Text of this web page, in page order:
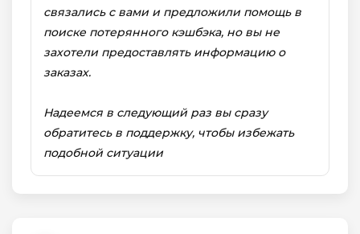
связались с вами и предложили помощь в
поиске потерянного кэшбэка, но вы не
захотели предоставлять информацию о
заказах.
Надеемся в следующий раз вы сразу
обратитесь в поддержку, чтобы избежать
подобной ситуации